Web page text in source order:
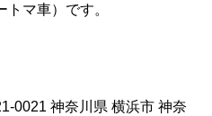
マ車）です。
0021 神奈川県 横浜市 神奈